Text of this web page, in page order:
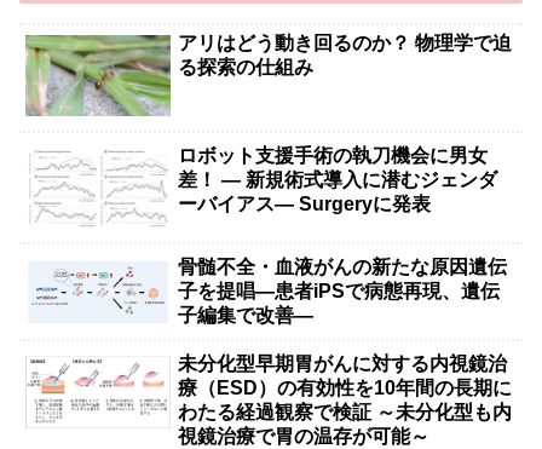
アリはどう動き回るのか？ 物理学で迫
る探索の仕組み
ロボット支援手術の執刀機会に男女
差！ — 新規術式導入に潜むジェンダ
ーバイアス— Surgeryに発表
骨髄不全・血液がんの新たな原因遺伝
子を提唱―患者iPSで病態再現、遺伝
子編集で改善―
未分化型早期胃がんに対する内視鏡治
療（ESD）の有効性を10年間の長期に
わたる経過観察で検証 ～未分化型も内
視鏡治療で胃の温存が可能～